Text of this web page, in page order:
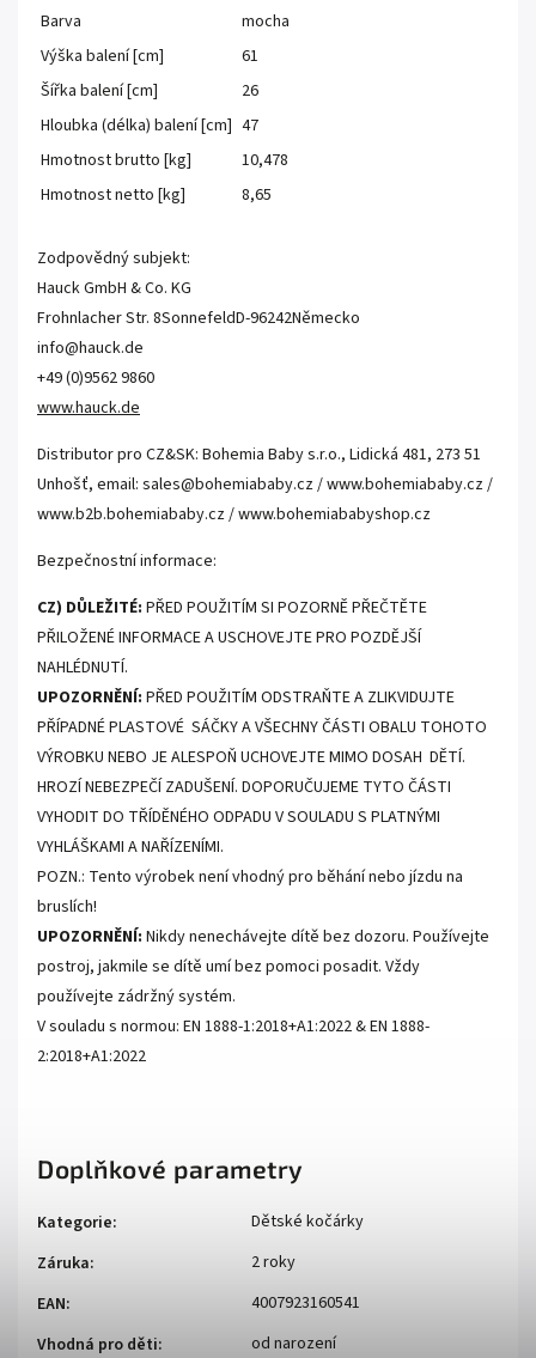
Barva
mocha
Výška balení [cm]
61
Šířka balení [cm]
26
Hloubka (délka) balení [cm] 47
Hmotnost brutto [kg]
10,478
Hmotnost netto [kg]
8,65
Zodpovědný subjekt:
Hauck GmbH & Co. KG
Frohnlacher Str. 8SonnefeldD-96242Německo
info@hauck.de
+49 (0)9562 9860
www.hauck.de
Distributor pro CZ&SK: Bohemia Baby s.r.o., Lidická 481, 273 51
Unhošť, email: sales@bohemiababy.cz / www.bohemiababy.cz /
www.b2b.bohemiababy.cz / www.bohemiababyshop.cz
Bezpečnostní informace:
CZ) DŮLEŽITÉ: PŘED POUŽITÍM SI POZORNĚ PŘEČTĚTE
PŘILOŽENÉ INFORMACE A USCHOVEJTE PRO POZDĚJŠÍ
NAHLÉDNUTÍ.
UPOZORNĚNÍ: PŘED POUŽITÍM ODSTRAŇTE A ZLIKVIDUJTE
PŘÍPADNÉ PLASTOVÉ SÁČKY A VŠECHNY ČÁSTI OBALU TOHOTO
VÝROBKU NEBO JE ALESPOŇ UCHOVEJTE MIMO DOSAH DĚTÍ.
HROZÍ NEBEZPEČÍ ZADUŠENÍ. DOPORUČUJEME TYTO ČÁSTI
VYHODIT DO TŘÍDĚNÉHO ODPADU V SOULADU S PLATNÝMI
VYHLÁŠKAMI A NAŘÍZENÍMI.
POZN.: Tento výrobek není vhodný pro běhání nebo jízdu na
bruslích!
UPOZORNĚNÍ: Nikdy nenechávejte dítě bez dozoru. Používejte
postroj, jakmile se dítě umí bez pomoci posadit. Vždy
používejte zádržný systém.
V souladu s normou: EN 1888-1:2018+A1:2022 & EN 1888-
2:2018+A1:2022
Doplňkové parametry
Kategorie:
Dětské kočárky
Záruka:
2 roky
EAN:
4007923160541
Vhodná pro děti: od narození